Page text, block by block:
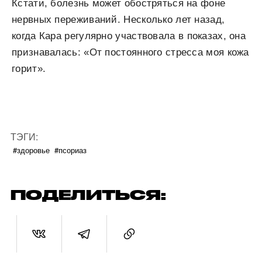
Кстати, болезнь может обостряться на фоне
нервных переживаний. Несколько лет назад,
когда Кара регулярно участвовала в показах, она
признавалась: «От постоянного стресса моя кожа
горит».
ТЭГИ:
#здоровье #псориаз
ПОДЕЛИТЬСЯ: